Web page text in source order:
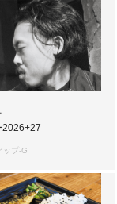
2026+27
ップ-G